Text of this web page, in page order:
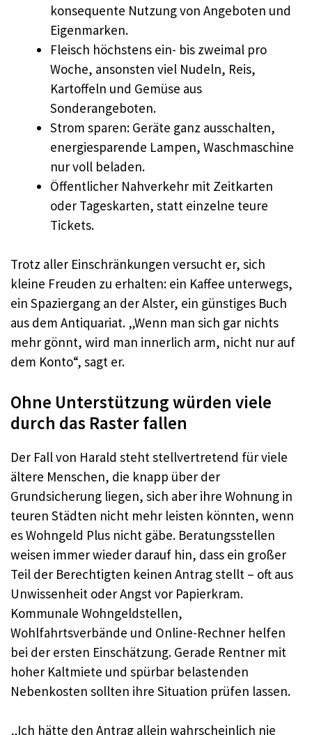
konsequente Nutzung von Angeboten und
Eigenmarken.
Fleisch höchstens ein- bis zweimal pro
Woche, ansonsten viel Nudeln, Reis,
Kartoffeln und Gemüse aus
Sonderangeboten.
Strom sparen: Geräte ganz ausschalten,
energiesparende Lampen, Waschmaschine
nur voll beladen.
Öffentlicher Nahverkehr mit Zeitkarten
oder Tageskarten, statt einzelne teure
Tickets.
Trotz aller Einschränkungen versucht er, sich
kleine Freuden zu erhalten: ein Kaffee unterwegs,
ein Spaziergang an der Alster, ein günstiges Buch
aus dem Antiquariat. „Wenn man sich gar nichts
mehr gönnt, wird man innerlich arm, nicht nur auf
dem Konto“, sagt er.
Ohne Unterstützung würden viele
durch das Raster fallen
Der Fall von Harald steht stellvertretend für viele
ältere Menschen, die knapp über der
Grundsicherung liegen, sich aber ihre Wohnung in
teuren Städten nicht mehr leisten könnten, wenn
es Wohngeld Plus nicht gäbe. Beratungsstellen
weisen immer wieder darauf hin, dass ein großer
Teil der Berechtigten keinen Antrag stellt – oft aus
Unwissenheit oder Angst vor Papierkram.
Kommunale Wohngeldstellen,
Wohlfahrtsverbände und Online-Rechner helfen
bei der ersten Einschätzung. Gerade Rentner mit
hoher Kaltmiete und spürbar belastenden
Nebenkosten sollten ihre Situation prüfen lassen.
„Ich hätte den Antrag allein wahrscheinlich nie